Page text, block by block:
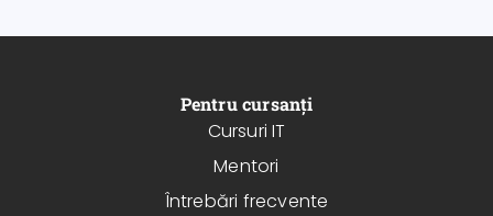
Pentru cursanți
Cursuri IT
Mentori
Întrebări frecvente